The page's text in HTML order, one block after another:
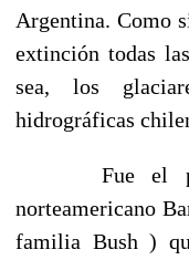
Argentina. Como
extinción todas
sea, los
hidrográficas
Fue el
norteamericano
familia Bush )